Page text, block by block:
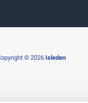
© 2026 Isleden